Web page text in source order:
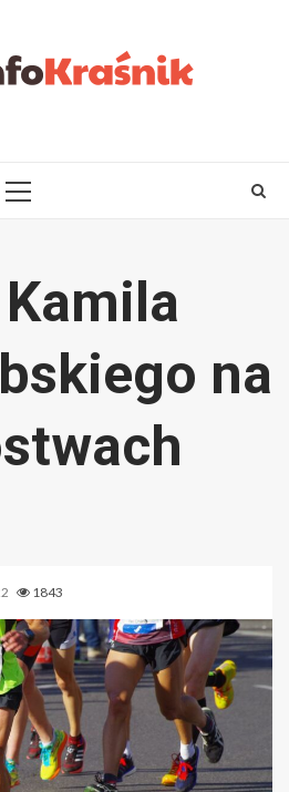
PRIMARY
na
1843